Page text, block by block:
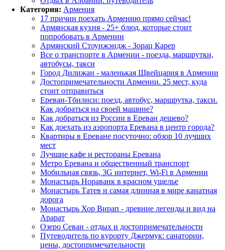
Категория: Армения
17 причин поехать Армению прямо сейчас!
Армянская кухня - 25+ блюд, которые стоит
попробовать в Армении
Армянский Стоунжэндж - Зорац Карер
Все о транспорте в Армении - поезда, маршрутки,
автобусы, такси
Город Дилижан - маленькая Щвейцария в Армении
Достопримечательности Армении. 25 мест, куда
стоит отправиться
Ереван-Тбилиси: поезд, автобус, маршрутка, такси.
Как добраться на своей машине?
Как добраться из России в Ереван дешево?
Как доехать из аэропорта Еревана в центр города?
Квартиры в Ереване посуточно: обзор 10 лучших
мест
Лучшие кафе и рестораны Еревана
Метро Еревана и общественный транспорт
Мобильная связь, 3G интернет, Wi-Fi в Армении
Монастырь Нораванк в красном ущелье
Монастырь Татев и самая длинная в мире канатная
дорога
Монастырь Хор Вирап - древние легенды и вид на
Арарат
Озеро Севан - отдых и достопримечательности
Путеводитель по курорту Джермук: санатории,
цены, достопримечательности